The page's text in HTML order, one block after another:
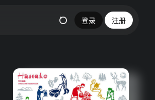
登录 注册